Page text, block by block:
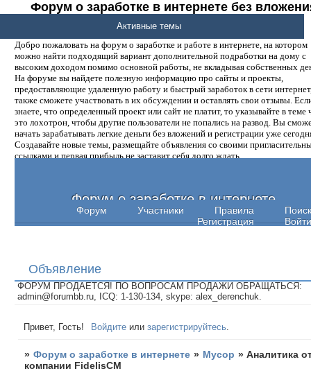
Форум о заработке в интернете без
денег.
Добро пожаловать на форум о заработке и работе в интернете, на котором
можно найти подходящий вариант дополнительной подработки на дому с
высоким доходом помимо основной работы, не вкладывая собственных
На форуме вы найдете полезную информацию про сайты и проекты,
предоставляющие удаленную работу и быстрый заработок в сети
также сможете участвовать в их обсуждении и оставлять свои отзывы.
знаете, что определенный проект или сайт не платит, то указывайте в теме
это лохотрон, чтобы другие пользователи не попались на развод. Вы
начать зарабатывать легкие деньги без вложений и регистрации уже
Создавайте новые темы, размещайте объявления со своими
ссылками и первая прибыль не заставит себя долго ждать.
Форум о заработке в интернете
Форум Участники Правила
Поиск
Регистрация
Войти
Активные темы
Объявление
ФОРУМ ПРОДАЕТСЯ! ПО ВОПРОСАМ ПРОДАЖИ ОБРАЩАТЬСЯ:
admin@forumbb.ru, ICQ: 1-130-134, skype: alex_derenchuk.
Привет, Гость! Войдите илизарегистрируйтесь
» Форум о заработке в интернете » Мусор »Аналитика
компании FidelisCM